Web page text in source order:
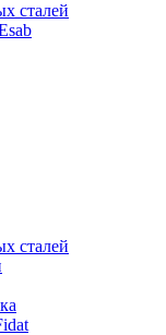
сталей
сталей